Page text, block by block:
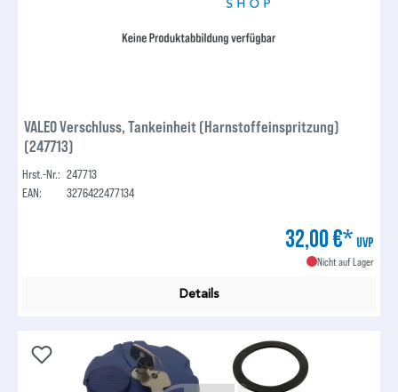
VALEO Verschluss, Tankeinheit (Harnstoffeinspritzung)
(247713)
Hrst.-Nr.: 247713
EAN:
3276422477134
32,00 €* UVP
Nicht auf Lager
Details